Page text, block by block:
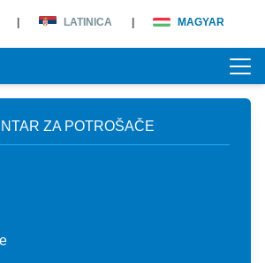
LATINICA MAGYAR
ZA POTROŠAČE